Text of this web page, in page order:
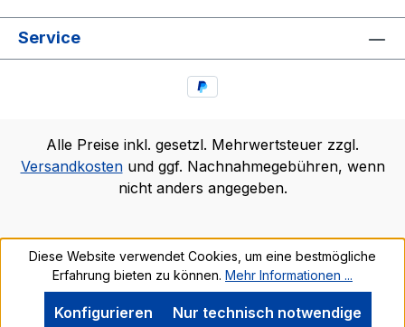
Service
Alle Preise inkl. gesetzl. Mehrwertsteuer zzgl.
Versandkostenund ggf. Nachnahmegebühren, wenn
nicht anders angegeben.
Diese Website verwendet Cookies, um eine bestmögliche
Erfahrung bieten zu können. Mehr Informationen ...
Nur technisch notwendige
Konfigurieren